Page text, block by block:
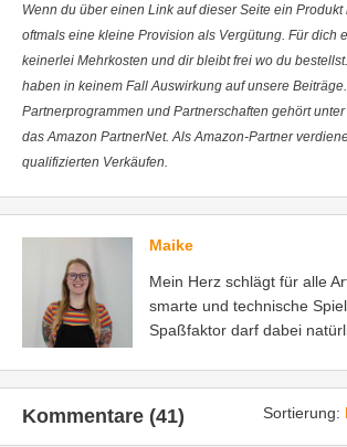
Wenn du über einen Link auf dieser Seite ein Produkt
oftmals eine kleine Provision als Vergütung. Für dich
keinerlei Mehrkosten und dir bleibt frei wo du
haben in keinem Fall Auswirkung auf unsere
Partnerprogrammen und Partnerschaften gehört
das Amazon PartnerNet. Als Amazon-Partner
qualifizierten Verkäufen.
Maike
Mein Herz schlägt für alle
smarte und technische
Spaßfaktor darf dabei
Sortierung:
Kommentare (41)